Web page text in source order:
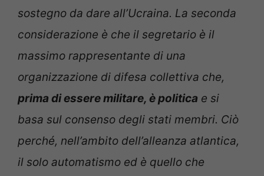
sostegno da dare all’Ucraina. La seconda
considerazione è che il segretario è il
massimo rappresentante di una
organizzazione di difesa collettiva che,
prima di essere militare, è politica e si
basa sul consenso degli stati membri. Ciò
perché, nell’ambito dell’alleanza atlantica,
il solo automatismo ed è quello che